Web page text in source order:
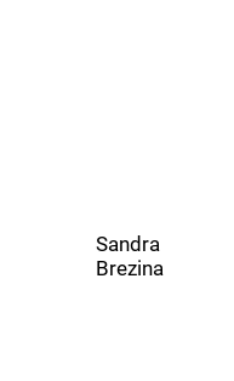
2016
2014
Sandra
Brezina